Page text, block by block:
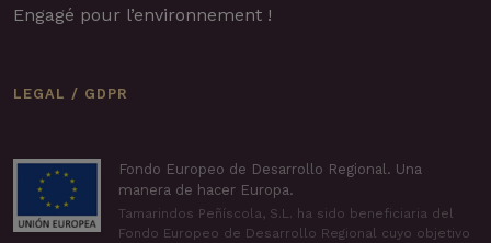
Engagé pour l’environnement !
LEGAL / GDPR
Fondo Europeo de Desarrollo Regional. Una
manera de hacer Europa.
Tamarindos Peñíscola, S.L. ha sido beneficiaria del
Fondo Europeo de Desarrollo Regional cuyo objetivo